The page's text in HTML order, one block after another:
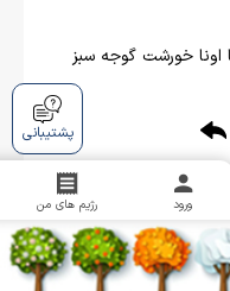
اونا خورشت گوجه سبز
1403/08/08
بهتره اماچون الان
پشتیبانی
ورود رژیم های من